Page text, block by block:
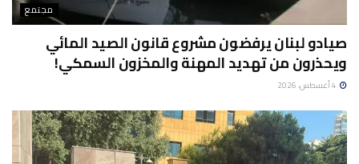
مجتمع
صيادو لبنان يرفضون مشروع قانون الصيد المائي
ويحذرون من تهديد المهنة والمخزون السمكي!